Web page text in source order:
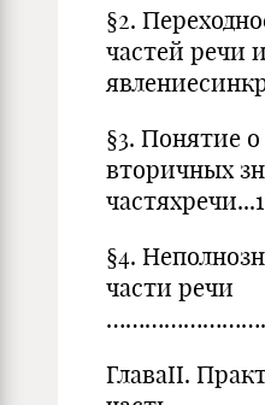
§2.
частей речи и
§3. Понятие
вторичных
§4.
части речи
ГлаваII.